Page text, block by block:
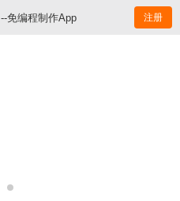
--免编程制作App 注册